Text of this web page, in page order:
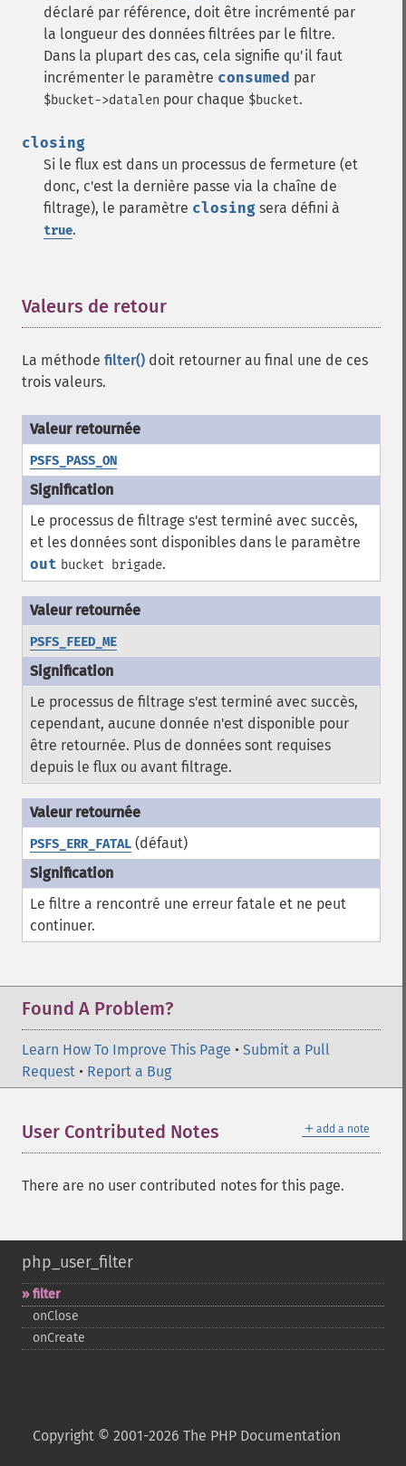
déclaré par référence, doit être incrémenté par
la longueur des données filtrées par le filtre.
Dans la plupart des cas, cela signifie qu'il faut
incrémenter le paramètre consumed par
$bucket->datalen pour chaque $bucket.
closing
Si le flux est dans un processus de fermeture (et
donc, c'est la dernière passe via la chaîne de
filtrage), le paramètre closing sera défini à
true.
Valeurs de retour
La méthode filter() doit retourner au final une de ces
trois valeurs.
PSFS_PASS_ON
Le processus de filtrage s'est terminé avec succès,
et les données sont disponibles dans le paramètre
out bucket brigade.
PSFS_FEED_ME
Le processus de filtrage s'est terminé avec succès,
cependant, aucune donnée n'est disponible pour
être retournée. Plus de données sont requises
depuis le flux ou avant filtrage.
PSFS_ERR_FATAL (défaut)
Le filtre a rencontré une erreur fatale et ne peut
continuer.
Found A Problem?
Learn How To Improve This Page • Submit a Pull
Request • Report a Bug
＋ add a note
User Contributed Notes
There are no user contributed notes for this page.
php_user_filter
filter
onClose
onCreate
Copyright © 2001-2026 The PHP Documentation